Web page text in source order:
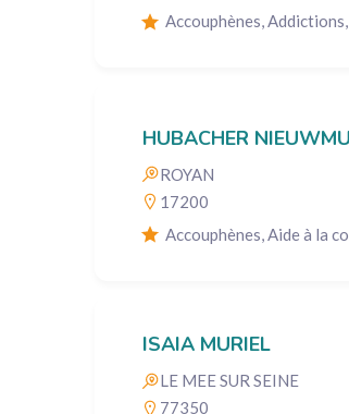
Accouphènes,
HUBACHER
ROYAN
17200
Accouphènes, Aide à la
ISAIA MURIEL
LE MEE SUR SEINE
77350